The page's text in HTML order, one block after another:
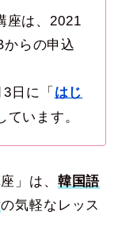
座は、2021
らの申込
日に「 はじ
ています。
」は、 韓国語
の気軽なレッス